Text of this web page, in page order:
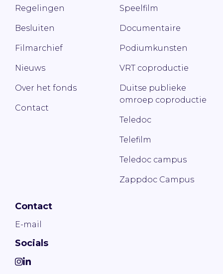
Regelingen
Besluiten
Filmarchief
Nieuws
Over het fonds
Contact
Speelfilm
Documentaire
Podiumkunsten
VRT coproductie
Duitse publieke
omroep coproductie
Teledoc
Telefilm
Teledoc campus
Zappdoc Campus
Contact
E-mail
Socials